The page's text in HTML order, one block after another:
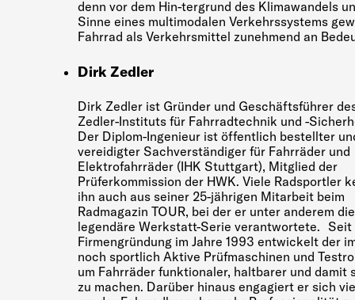
denn vor dem Hin-tergrund des Klimawandels
Sinne eines multimodalen Verkehrssystems
Fahrrad als Verkehrsmittel zunehmend an
Dirk Zedler
Dirk Zedler ist Gründer und Geschäftsführer
Zedler-Instituts für Fahrradtechnik und -
Der Diplom-Ingenieur ist öffentlich bestellter
vereidigter Sachverständiger für Fahrräder und
Elektrofahrräder (IHK Stuttgart), Mitglied der
Prüferkommission der HWK. Viele Radsportler
ihn auch aus seiner 25-jährigen Mitarbeit beim
Radmagazin TOUR, bei der er unter anderem die
legendäre Werkstatt-Serie verantwortete. Seit
Firmengründung im Jahre 1993 entwickelt der
noch sportlich Aktive Prüfmaschinen und
um Fahrräder funktionaler, haltbarer und damit
zu machen. Darüber hinaus engagiert er sich